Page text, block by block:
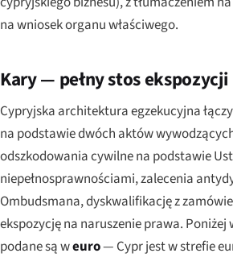
na wniosek organu właściwego.
Kary — pełny stos ekspozycji
Cypryjska architektura egzekucyjna
na podstawie dwóch aktów
odszkodowania cywilne na podstawie
niepełnosprawnościami, zalecenia
Ombudsmana, dyskwalifikację z
ekspozycję na naruszenie prawa.
podane są weuro— Cypr jest w strefie